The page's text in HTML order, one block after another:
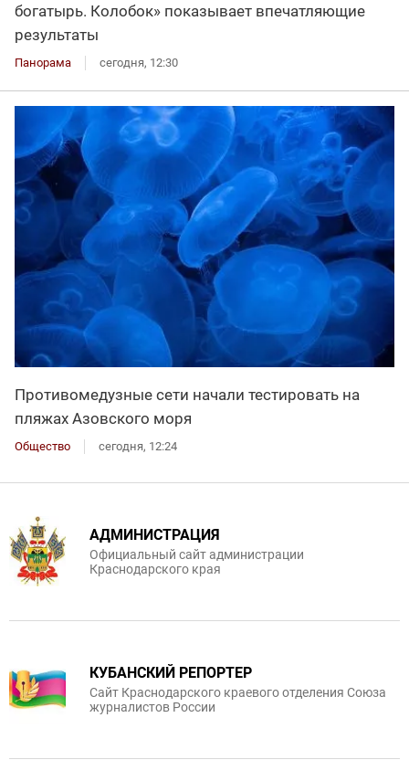
богатырь. Колобок» показывает впечатляющие
результаты
Панорама сегодня, 12:30
Противомедузные сети начали тестировать на
пляжах Азовского моря
Общество сегодня, 12:24
АДМИНИСТРАЦИЯ
Официальный сайт администрации
Краснодарского края
КУБАНСКИЙ РЕПОРТЕР
Сайт Краснодарского краевого отделения Союза
журналистов России